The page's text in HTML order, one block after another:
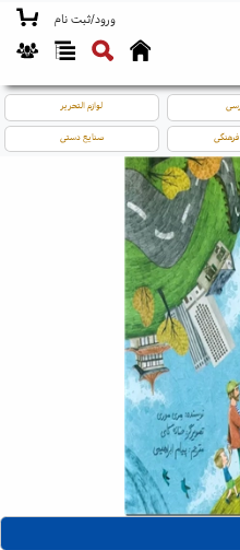
ورود/ثبت نام
لوازم التحریر
صنایع دستی